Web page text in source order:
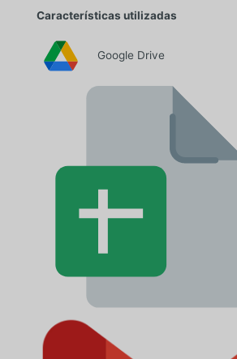
Características utilizadas
Google Drive